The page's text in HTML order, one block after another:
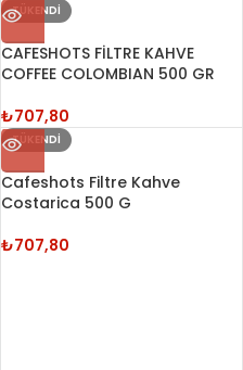
TÜKENDI
CAFESHOTS FİLTRE KAHVE
COFFEE COLOMBIAN 500 GR
₺707,80
TÜKENDI
Cafeshots Filtre Kahve
Costarica 500 G
₺707,80